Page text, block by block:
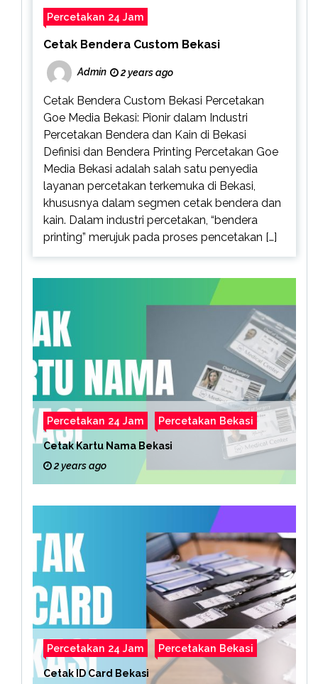
Percetakan 24 Jam
Cetak Bendera Custom Bekasi
Admin 2 years ago
Cetak Bendera Custom Bekasi Percetakan
Goe Media Bekasi: Pionir dalam Industri
Percetakan Bendera dan Kain di Bekasi
Definisi dan Bendera Printing Percetakan Goe
Media Bekasi adalah salah satu penyedia
layanan percetakan terkemuka di Bekasi,
khususnya dalam segmen cetak bendera dan
kain. Dalam industri percetakan, “bendera
printing” merujuk pada proses pencetakan […]
Percetakan 24 Jam Percetakan Bekasi
Cetak Kartu Nama Bekasi
2 years ago
Percetakan 24 Jam Percetakan Bekasi
Cetak ID Card Bekasi